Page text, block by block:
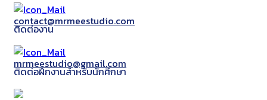
contact@mrmeestudio.com
ติดต่องาน
mrmeestudio@gmail.com
ติดต่อฝึกงานสำหรับนักศึกษา